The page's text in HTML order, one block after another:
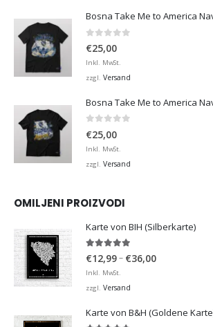
Bosna Take Me to America
0 von 5
€25,00
Inkl. MwSt.
zzgl. Versand
Bosna Take Me to America
€25,00
Inkl. MwSt.
zzgl. Versand
OMILJENI PROIZVODI
Karte von BIH (Silberkarte)
4.92 von 5
€12,99– €36,00Preisspanne:
Inkl. MwSt.
zzgl. Versand
Karte von B&H (Goldene